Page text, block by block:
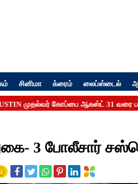
சினிமா க்ரைம் லைப்ஸ்டைல்
3 போலீசார்